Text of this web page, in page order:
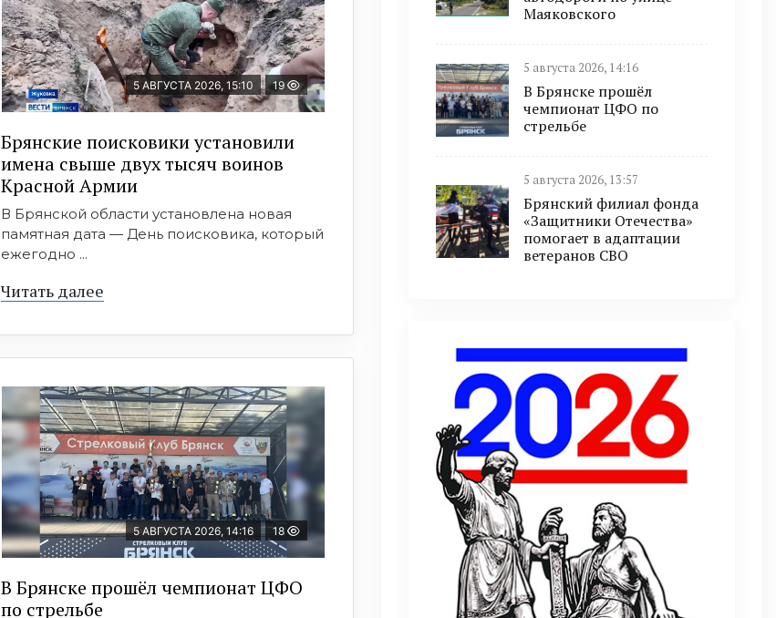
5 АВГУСТА 2026, 15:10 19
Брянские поисковики установили
имена свыше двух тысяч воинов
Красной Армии
В Брянской области установлена новая
памятная дата — День поисковика, который
ежегодно ...
Читать далее
5 АВГУСТА 2026, 14:16 18
В Брянске прошёл чемпионат ЦФО
по стрельбе
Маяковского
5 августа 2026, 14:16
В Брянске прошёл
чемпионат ЦФО по
стрельбе
5 августа 2026, 13:57
Брянский филиал фонда
«Защитники Отечества»
помогает в адаптации
ветеранов СВО